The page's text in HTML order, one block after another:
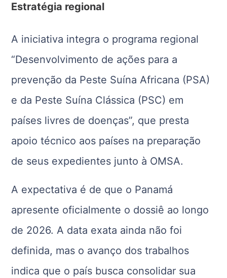
Estratégia regional
A iniciativa integra o programa regional
“Desenvolvimento de ações para a
prevenção da Peste Suína Africana (PSA)
e da Peste Suína Clássica (PSC) em
países livres de doenças”, que presta
apoio técnico aos países na preparação
de seus expedientes junto à OMSA.
A expectativa é de que o Panamá
apresente oficialmente o dossiê ao longo
de 2026. A data exata ainda não foi
definida, mas o avanço dos trabalhos
indica que o país busca consolidar sua